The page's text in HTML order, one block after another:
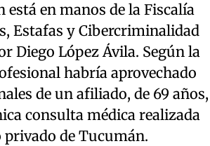
está en manos de la Fiscalía
Estafas y Cibercriminalidad
Diego López Ávila. Según la
habría aprovechado
de un afiliado, de 69 años,
consulta médica realizada
de Tucumán.